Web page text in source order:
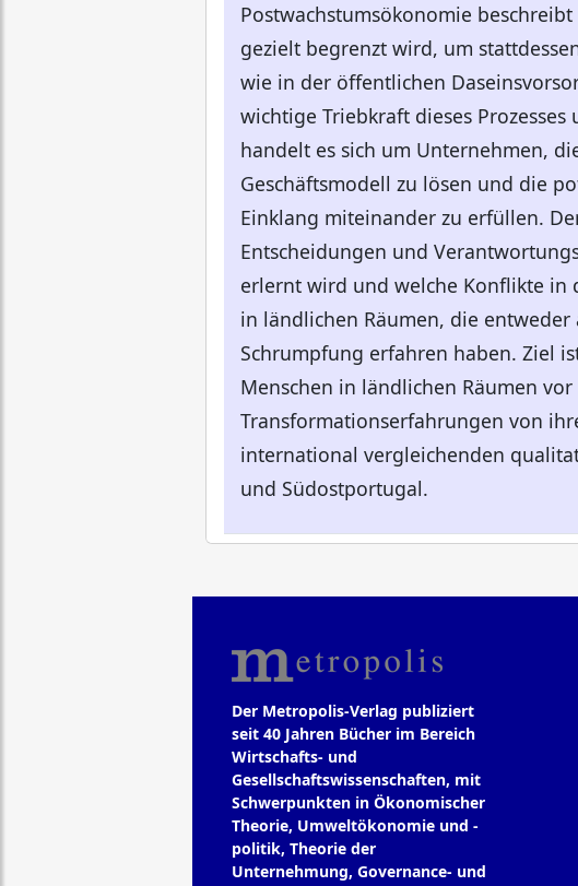
Postwachstumsökonomie
gezielt begrenzt wird, um
wie in der öffentlichen
wichtige Triebkraft dieses
handelt es sich um Unternehmen,
Geschäftsmodell zu lösen und die
Einklang miteinander zu erfüllen.
Entscheidungen und
erlernt wird und welche Konflikte in
in ländlichen Räumen, die
Schrumpfung erfahren haben. Ziel
Menschen in ländlichen Räumen
Transformationserfahrungen von
international vergleichenden
und Südostportugal.
Der Metropolis-Verlag publiziert
seit 40 Jahren Bücher im Bereich
Wirtschafts- und
Gesellschaftswissenschaften, mit
Schwerpunkten in Ökonomischer
Theorie, Umweltökonomie und -
politik, Theorie der
Unternehmung, Governance- und